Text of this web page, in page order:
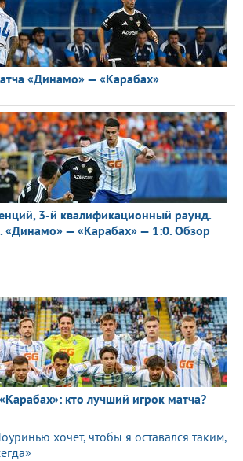
«Динамо» — «Карабах»
3-й квалификационный раунд.
«Динамо» — «Карабах» — 1:0. Обзор
кто лучший игрок матча?
хочет, чтобы я оставался таким,